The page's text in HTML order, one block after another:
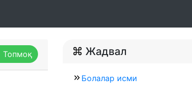
Жадвал
Болалар исми